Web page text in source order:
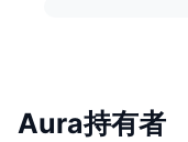
Aura持有者